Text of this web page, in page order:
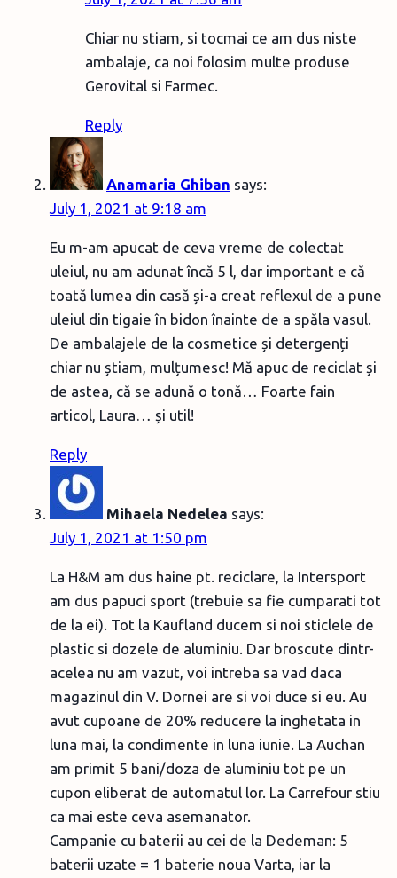
Chiar nu stiam, si tocmai ce am dus niste
ambalaje, ca noi folosim multe produse
Gerovital si Farmec.
Reply
Anamaria Ghiban says:
July 1, 2021 at 9:18 am
Eu m-am apucat de ceva vreme de colectat
uleiul, nu am adunat încă 5 l, dar important e că
toată lumea din casă și-a creat reflexul de a pune
uleiul din tigaie în bidon înainte de a spăla vasul.
De ambalajele de la cosmetice și detergenți
chiar nu știam, mulțumesc! Mă apuc de reciclat și
de astea, că se adună o tonă… Foarte fain
articol, Laura… și util!
Reply
Mihaela Nedelea says:
July 1, 2021 at 1:50 pm
La H&M am dus haine pt. reciclare, la Intersport
am dus papuci sport (trebuie sa fie cumparati tot
de la ei). Tot la Kaufland ducem si noi sticlele de
plastic si dozele de aluminiu. Dar broscute dintr-
acelea nu am vazut, voi intreba sa vad daca
magazinul din V. Dornei are si voi duce si eu. Au
avut cupoane de 20% reducere la inghetata in
luna mai, la condimente in luna iunie. La Auchan
am primit 5 bani/doza de aluminiu tot pe un
cupon eliberat de automatul lor. La Carrefour stiu
ca mai este ceva asemanator.
Campanie cu baterii au cei de la Dedeman: 5
baterii uzate = 1 baterie noua Varta, iar la